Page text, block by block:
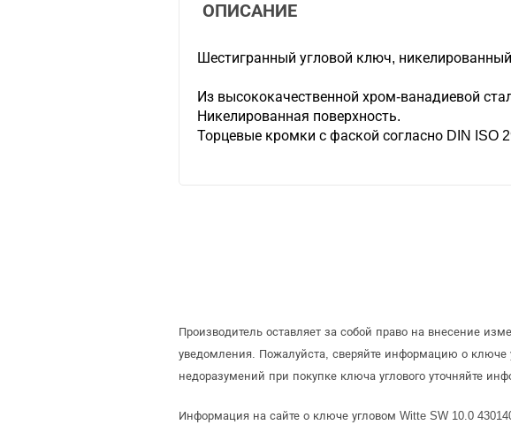
ОПИСАНИЕ
Шестигранный угловой ключ,
Из высококачественной хром-ванадиевой
Никелированная поверхность.
Торцевые кромки с фаской согласно DIN ISO
Производитель оставляет за собой право на внесение
уведомления. Пожалуйста, сверяйте информацию о
недоразумений при покупке ключа углового уточняйте
Информация на сайте о ключе угловом Witte SW 10.0